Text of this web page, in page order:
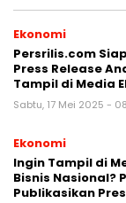
Ekonomi
Persrilis.com
Press Release
Tampil di Media
Sabtu, 17 Mei 2025 -
Ekonomi
Ingin Tampil di
Bisnis Nasional?
Publikasikan